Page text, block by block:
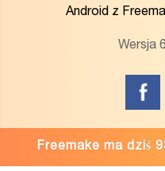
Android z
Wersja
Freemake ma dziś